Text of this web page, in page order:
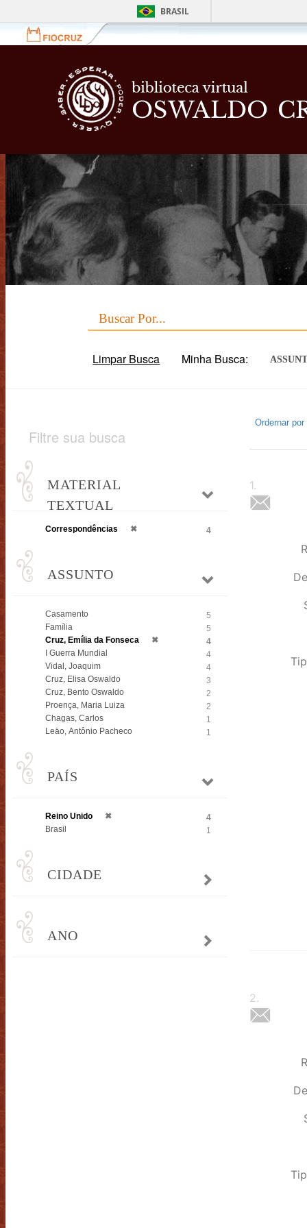
BRASIL
Limpar Busca Minha Busca:
Filtre sua busca
MATERIAL
TEXTUAL
Correspondências ✖ 4
ASSUNTO
Casamento
5
Família
5
Cruz, Emília da Fonseca
✖
4
I Guerra Mundial
4
Vidal, Joaquim
4
Cruz, Elisa Oswaldo
3
Cruz, Bento Oswaldo
2
Proença, Maria Luiza
2
Chagas, Carlos
1
Leäo, Antônio Pacheco
1
PAÍS
Reino Unido ✖
4
Brasil
1
CIDADE
ANO
Ordernar por
1.
2.